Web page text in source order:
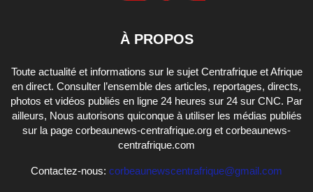
À PROPOS
Toute actualité et informations sur le sujet Centrafrique et Afrique
en direct. Consulter l’ensemble des articles, reportages, directs,
photos et vidéos publiés en ligne 24 heures sur 24 sur CNC. Par
ailleurs, Nous autorisons quiconque à utiliser les médias publiés
sur la page corbeaunews-centrafrique.org et corbeaunews-
centrafrique.com
Contactez-nous: corbeaunewscentrafrique@gmail.com